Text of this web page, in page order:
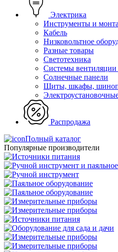
Электрика
Инструменты и
Кабель
Низковольтное
Разные товары
Светотехника
Системы вентиляции
Солнечные панели
Щиты, шкафы,
Распродажа
Полный каталог
Популярные производители